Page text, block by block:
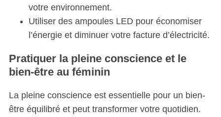
votre environnement.
Utiliser des ampoules LED pour économiser
l’énergie et diminuer votre facture d’électricité.
Pratiquer la pleine conscience et le
bien-être au féminin
La pleine conscience est essentielle pour un bien-
être équilibré et peut transformer votre quotidien.